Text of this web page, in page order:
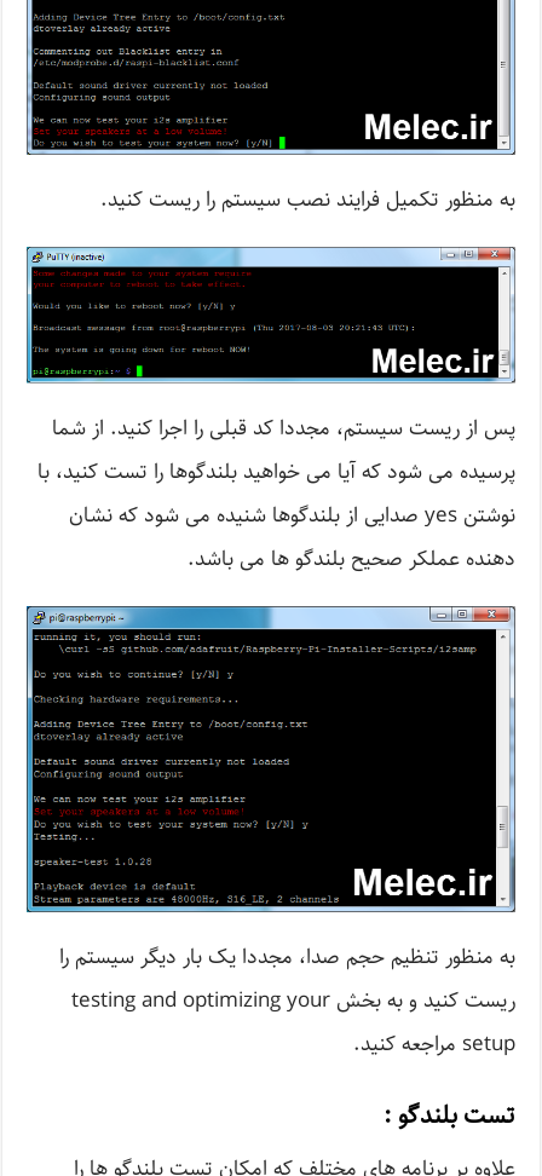
به منظور تکمیل فرایند نصب سیستم را ریست کنید.
پس از ریست سیستم، مجددا کد قبلی را اجرا کنید. از شما
پرسیده می شود که آیا می خواهید بلندگوها را تست کنید، با
نوشتن yes صدایی از بلندگوها شنیده می شود که نشان
دهنده عملکر صحیح بلندگو ها می باشد.
به منظور تنظیم حجم صدا، مجددا یک بار دیگر سیستم را
ریست کنید و به بخش testing and optimizing your
setup مراجعه کنید.
تست بلندگو :
علاوه بر برنامه های مختلف که امکان تست بلندگو ها را